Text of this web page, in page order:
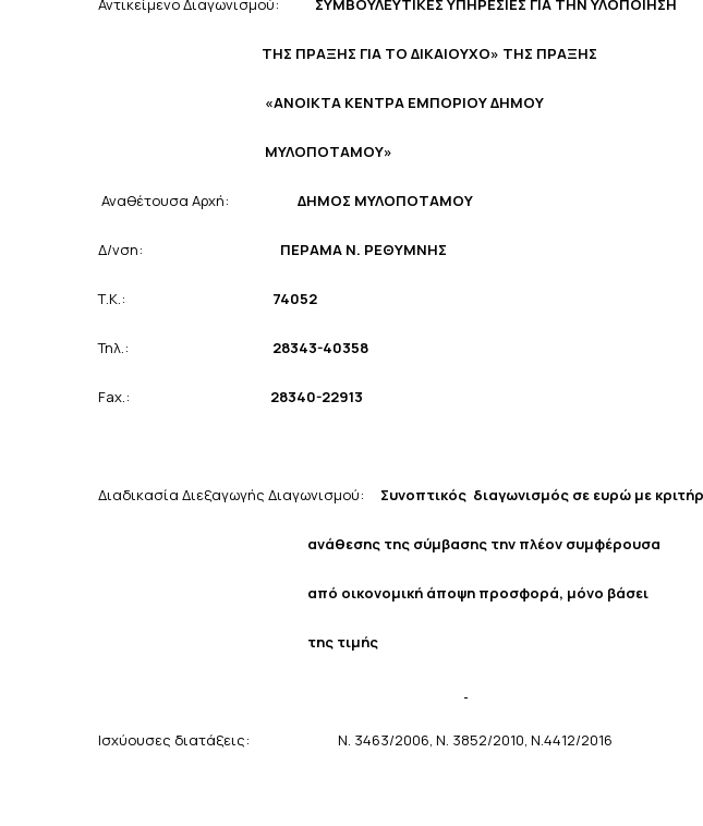
Αντικείμενο Διαγωνισμού: ΣΥΜΒΟΥΛΕΥΤΙΚΕΣ ΥΠΗΡΕΣΙΕΣ ΓΙΑ ΤΗΝ ΥΛΟΠΟΙΗΣΗ
ΤΗΣ ΠΡΑΞΗΣ ΓΙΑ ΤΟ ΔΙΚΑΙΟΥΧΟ» ΤΗΣ ΠΡΑΞΗΣ
«ΑΝΟΙΚΤΑ ΚΕΝΤΡΑ ΕΜΠΟΡΙΟΥ ΔΗΜΟΥ
ΜΥΛΟΠΟΤΑΜΟΥ»
Αναθέτουσα Αρχή: ΔΗΜΟΣ ΜΥΛΟΠΟΤΑΜΟΥ
Δ/νση: ΠΕΡΑΜΑ Ν. ΡΕΘΥΜΝΗΣ
Τ.Κ.: 74052
Τηλ.: 28343-40358
Fax.: 28340-22913
Διαδικασία Διεξαγωγής Διαγωνισμού: Συνοπτικός διαγωνισμός σε ευρώ με
ανάθεσης της σύμβασης την πλέον συμφέρουσα
από οικονομική άποψη προσφορά, μόνο βάσει
της τιμής
Ισχύουσες διατάξεις: Ν. 3463/2006, Ν. 3852/2010, Ν.4412/2016